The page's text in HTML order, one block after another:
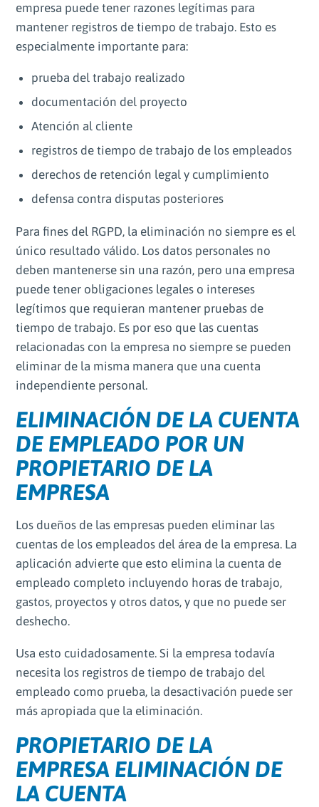
empresa puede tener razones legítimas para
mantener registros de tiempo de trabajo. Esto es
especialmente importante para:
prueba del trabajo realizado
documentación del proyecto
Atención al cliente
registros de tiempo de trabajo de los empleados
derechos de retención legal y cumplimiento
defensa contra disputas posteriores
Para fines del RGPD, la eliminación no siempre es el
único resultado válido. Los datos personales no
deben mantenerse sin una razón, pero una empresa
puede tener obligaciones legales o intereses
legítimos que requieran mantener pruebas de
tiempo de trabajo. Es por eso que las cuentas
relacionadas con la empresa no siempre se pueden
eliminar de la misma manera que una cuenta
independiente personal.
ELIMINACIÓN DE LA CUENTA
DE EMPLEADO POR UN
PROPIETARIO DE LA
EMPRESA
Los dueños de las empresas pueden eliminar las
cuentas de los empleados del área de la empresa. La
aplicación advierte que esto elimina la cuenta de
empleado completo incluyendo horas de trabajo,
gastos, proyectos y otros datos, y que no puede ser
deshecho.
Usa esto cuidadosamente. Si la empresa todavía
necesita los registros de tiempo de trabajo del
empleado como prueba, la desactivación puede ser
más apropiada que la eliminación.
PROPIETARIO DE LA
EMPRESA ELIMINACIÓN DE
LA CUENTA